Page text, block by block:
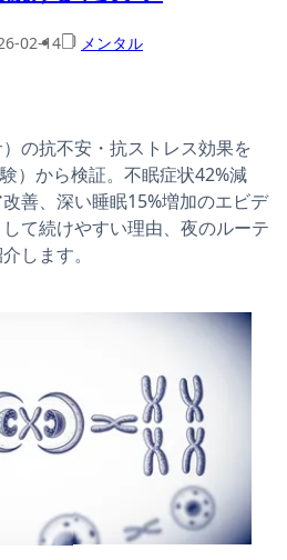
02-14 メンタル
の抗不安・抗ストレス効果を
）から検証。不眠症状42%減
善、深い睡眠15%増加のエビデ
て続けやすい理由、夜のルーテ
します。